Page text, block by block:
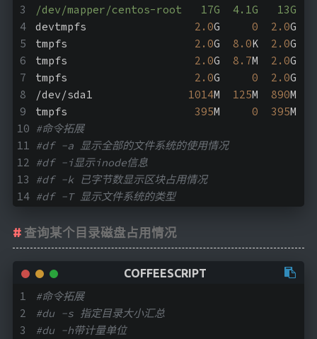
/dev/mapper/centos-root   17G  4.1G   13G
devtmpfs 2.0G 0 2.0G
tmpfs 2.0G 8.0K 2.0G
tmpfs 2.0G 8.7M 2.0G
tmpfs 2.0G 0 2.0G
/dev/sda1 1014M 125M 890M
tmpfs 395M 0 395M
#命令拓展
#df -a 显示全部的文件系统的使用情况
#df -i显示inode信息
#df -k 已字节数显示区块占用情况
#df -T 显示文件系统的类型
查询某个目录磁盘占用情况
#命令拓展
#du -s 指定目录大小汇总
#du -h带计量单位